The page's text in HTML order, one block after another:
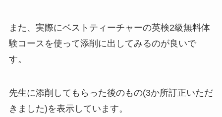
また、実際にベストティーチャーの英検2級無料体
験コースを使って添削に出してみるのが良いで
す。
先生に添削してもらった後のもの(3か所訂正いただ
きました)を表示しています。